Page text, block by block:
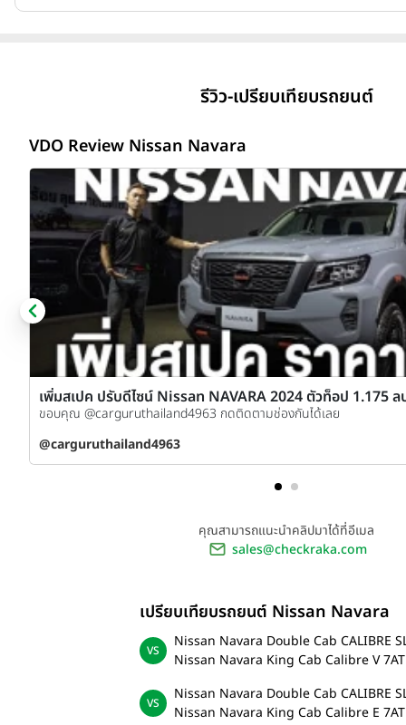
รีวิว-เปรียบเทียบรถยนต์
VDO Review Nissan Navara
เพิ่มสเปค ปรับดีไซน์ Nissan NAVARA 2024 ตัวท็อป 1.175 ล
ผ่านมาตรฐานยูโร 5 แล้ว!!
ขอบคุณ @carguruthailand4963 กดติดตามช่องกันได้เลย
@carguruthailand4963
คุณสามารถแนะนำคลิปมาได้ที่อีเมล
sales@checkraka.com
เปรียบเทียบรถยนต์ Nissan Navara
Nissan Navara Double Cab CALIBRE
Nissan Navara King Cab Calibre V 7AT
Nissan Navara Double Cab CALIBRE
Nissan Navara King Cab Calibre E 7AT